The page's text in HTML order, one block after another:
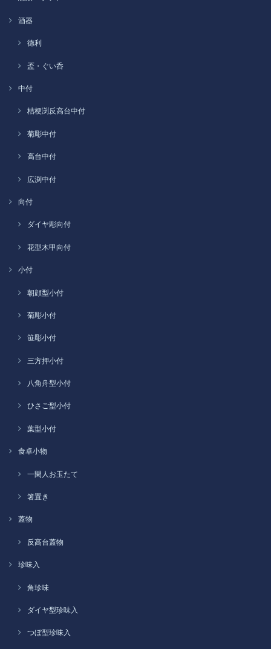
酒器
徳利
盃・ぐい呑
中付
桔梗渕反高台中付
菊彫中付
高台中付
広渕中付
向付
ダイヤ彫向付
花型木甲向付
小付
朝顔型小付
菊彫小付
笹彫小付
三方押小付
八角舟型小付
ひさご型小付
葉型小付
食卓小物
一閑人お玉たて
箸置き
蓋物
反高台蓋物
珍味入
角珍味
ダイヤ型珍味入
つぼ型珍味入